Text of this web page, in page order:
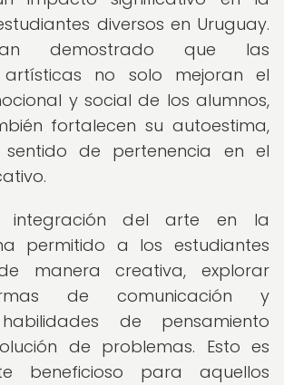
diversos en Uruguay.
demostrado que las
artísticas no solo mejoran el
y social de los alumnos,
fortalecen su autoestima,
de pertenencia en el
integración del arte en la
permitido a los estudiantes
manera creativa, explorar
de comunicación y
de pensamiento
de problemas. Esto es
beneficioso para aquellos